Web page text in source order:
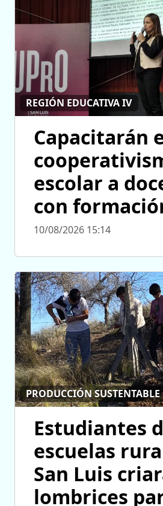
REGIÓN EDUCATIVA IV
Capacitarán
escolar a
con
10/08/2026 15:14
PRODUCCIÓN SUSTENTABLE
Estudiantes
escuelas
San Luis
lombrices